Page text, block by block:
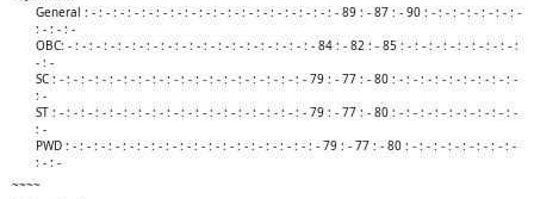
General : - : - : - : - : - : - : - : - : - : - : - : - : - : - : - : - : - : - 89 : - 87 : - 90 : - : - : - : - : - : - : -
: - : - : -
OBC: - : - : - : - : - : - : - : - : - : - : - : - : - : - : - : - : - : - 84 : - 82 : - 85 : - : - : - : - : - : - : - : - :
- : -
SC : - : - : - : - : - : - : - : - : - : - : - : - : - : - : - : - : - : - 79 : - 77 : - 80 : - : - : - : - : - : - : - : - : -
: -
ST : - : - : - : - : - : - : - : - : - : - : - : - : - : - : - : - : - : - 79 : - 77 : - 80 : - : - : - : - : - : - : - : - : -
: -
PWD : - : - : - : - : - : - : - : - : - : - : - : - : - : - : - : - : - : - 79 : - 77 : - 80 : - : - : - : - : - : - : - : -
: - : -​
~~~~